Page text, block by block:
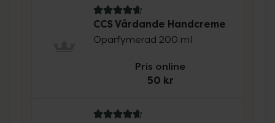
4.7 av 5 i omdöme
CCS Vårdande Handcreme
Oparfymerad 200 ml
Pris online
50 kr
4.8 av 5 i omdöme